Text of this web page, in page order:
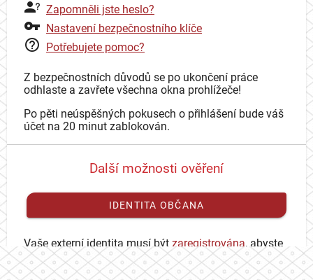
Zapomněli jste heslo?
Nastavení bezpečnostního klíče
Potřebujete pomoc?
Z bezpečnostních důvodů se po ukončení práce
odhlaste a zavřete všechna okna prohlížeče!
Po pěti neúspěšných pokusech o přihlášení bude váš
účet na 20 minut zablokován.
Další možnosti ověření
IDENTITA OBČANA
Vaše externí identita musí být zaregistrována, abyste
se mohli přihlásit ke svému CAS účtu.